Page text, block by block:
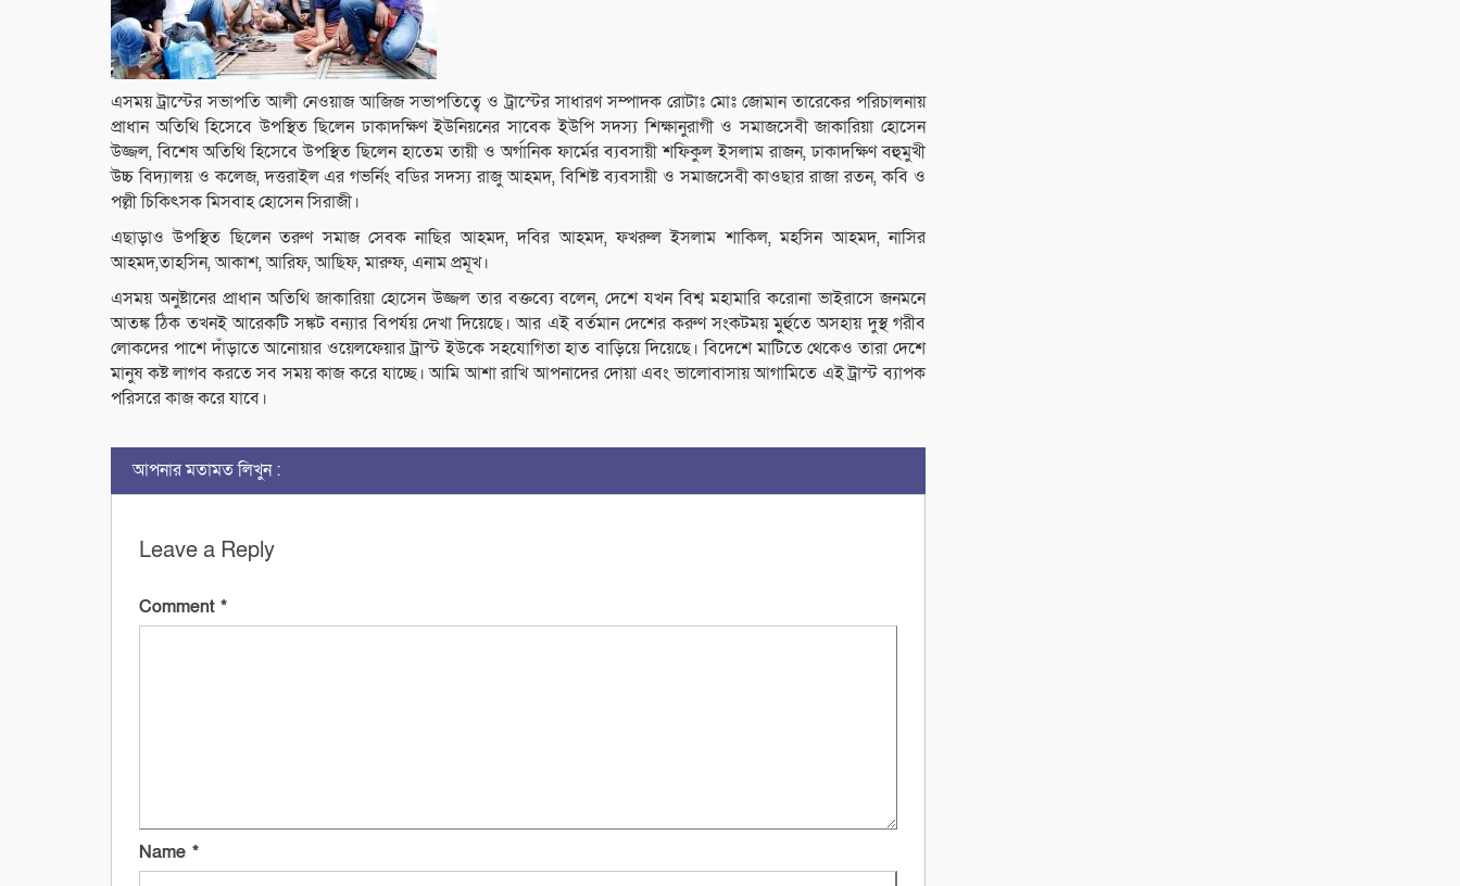
এসময় ট্রাস্টের সভাপতি আলী নেওয়াজ আজিজ সভাপতিত্বে ও ট্রাস্টের সাধারণ সম্পাদক রোটাঃ মোঃ জোমান তারেকের পরিচালনায়
প্রাধান অতিথি হিসেবে উপস্থিত ছিলেন ঢাকাদক্ষিণ ইউনিয়নের সাবেক ইউপি সদস্য শিক্ষানুরাগী ও সমাজসেবী জাকারিয়া হোসেন
উজ্জল, বিশেষ অতিথি হিসেবে উপস্থিত ছিলেন হাতেম তায়ী ও অর্গানিক ফার্মের ব্যবসায়ী শফিকুল ইসলাম রাজন, ঢাকাদক্ষিণ বহুমুখী
উচ্চ বিদ্যালয় ও কলেজ, দত্তরাইল এর গভর্নিং বডির সদস্য রাজু আহমদ, বিশিষ্ট ব্যবসায়ী ও সমাজসেবী কাওছার রাজা রতন, কবি ও
পল্লী চিকিৎসক মিসবাহ হোসেন সিরাজী।
এছাড়াও উপস্থিত ছিলেন তরুণ সমাজ সেবক নাছির আহমদ, দবির আহমদ, ফখরুল ইসলাম শাকিল, মহসিন আহমদ, নাসির
আহমদ,তাহসিন, আকাশ, আরিফ, আছিফ, মারুফ, এনাম প্রমূখ।
এসময় অনুষ্টানের প্রাধান অতিথি জাকারিয়া হোসেন উজ্জল তার বক্তব্যে বলেন, দেশে যখন বিশ্ব মহামারি করোনা ভাইরাসে জনমনে
আতঙ্ক ঠিক তখনই আরেকটি সঙ্কট বন্যার বিপর্যয় দেখা দিয়েছে। আর এই বর্তমান দেশের করুণ সংকটময় মুর্হুতে অসহায় দুস্থ গরীব
লোকদের পাশে দাঁড়াতে আনোয়ার ওয়েলফেয়ার ট্রাস্ট ইউকে সহযোগিতা হাত বাড়িয়ে দিয়েছে। বিদেশে মাটিতে থেকেও তারা দেশে
মানুষ কষ্ট লাগব করতে সব সময় কাজ করে যাচ্ছে। আমি আশা রাখি আপনাদের দোয়া এবং ভালোবাসায় আগামিতে এই ট্রাস্ট ব্যাপক
পরিসরে কাজ করে যাবে।
আপনার মতামত লিখুন :
Leave a Reply
Comment *
Name *